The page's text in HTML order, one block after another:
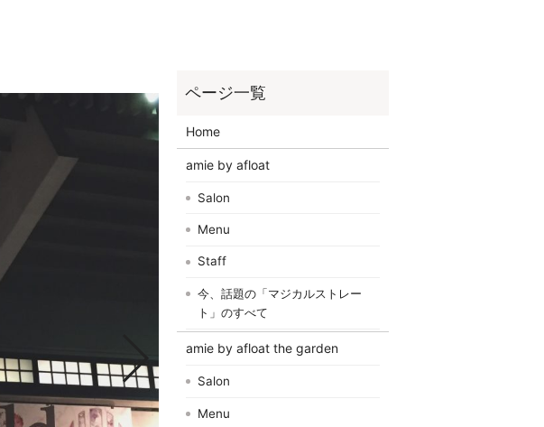
Home
amie by afloat
Salon
Menu
Staff
今、話題の「マジカルストレー
ト」のすべて
amie by afloat the garden
Salon
Menu